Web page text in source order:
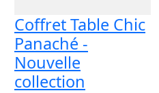
Coffret Table Chic
Panaché -
Nouvelle
collection